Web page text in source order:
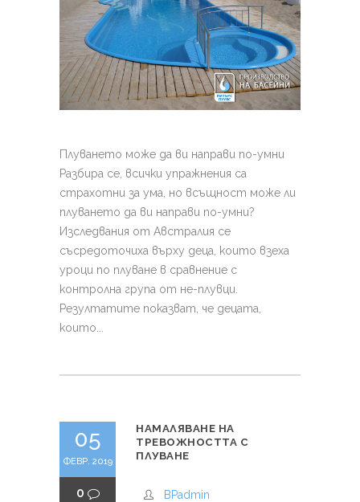
Плуването може да ви направи по-умни
Разбира се, всички упражнения са
страхотни за ума, но всъщност може ли
плуването да ви направи по-умни?
Изследвания от Австралия се
съсредоточиха върху деца, които взеха
уроци по плуване в сравнение с
контролна група от не-плувци.
Резултатите показват, че децата,
които...
05
ФЕВР. 2019
0
НАМАЛЯВАНЕ НА
ТРЕВОЖНОСТТА С
ПЛУВАНЕ
BPadmin